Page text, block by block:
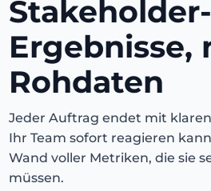
Ergebnisse,
Rohdaten
Jeder Auftrag endet mit
Ihr Team sofort reagieren
Wand voller Metriken, die sie
müssen.